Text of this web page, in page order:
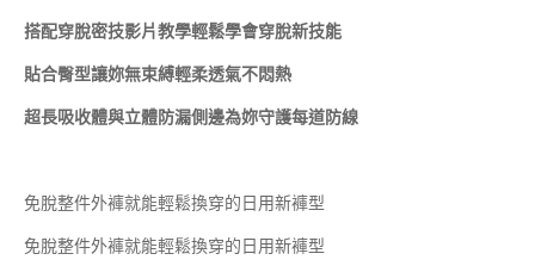
搭配穿脫密技影片教學輕鬆學會穿脫新技能
貼合臀型讓妳無束縛輕柔透氣不悶熱
超長吸收體與立體防漏側邊為妳守護每道防線
免脫整件外褲就能輕鬆換穿的日用新褲型
免脫整件外褲就能輕鬆換穿的日用新褲型